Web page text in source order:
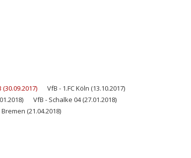
VfB - 1.FC Köln (13.10.2017)
VfB - Schalke 04 (27.01.2018)
(21.04.2018)